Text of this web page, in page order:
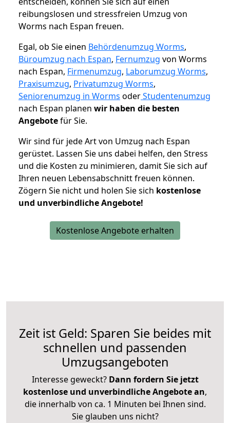
reibungslosen und stressfreien Umzug von
Worms nach Espan freuen.
Egal, ob Sie einen Behördenumzug Worms,
Büroumzug nach Espan, Fernumzug von Worms
nach Espan, Firmenumzug, Laborumzug Worms,
Praxisumzug, Privatumzug Worms,
Seniorenumzug in Worms oderStudentenumzug
nach Espan planen wir haben die besten
Angebotefür Sie.
Wir sind für jede Art von Umzug nach Espan
gerüstet. Lassen Sie uns dabei helfen, den Stress
und die Kosten zu minimieren, damit Sie sich auf
Ihren neuen Lebensabschnitt freuen können.
Zögern Sie nicht und holen Sie sich kostenlose
und unverbindliche Angebote!
Kostenlose Angebote erhalten
Zeit ist Geld: Sparen Sie beides mit
schnellen und passenden
Umzugsangeboten
Interesse geweckt? Dann fordern Sie jetzt
kostenlose und unverbindliche Angebote an,
die innerhalb von ca. 1 Minuten bei Ihnen sind.
Sie glauben uns nicht?